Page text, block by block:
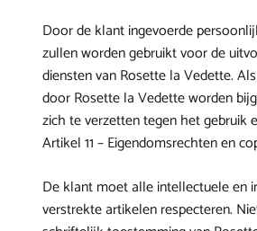
Door de klant ingevoerde
zullen worden gebruikt voor de
diensten van Rosette la Vedette.
door Rosette la Vedette worden
zich te verzetten tegen het gebruik
Artikel 11 – Eigendomsrechten en
De klant moet alle intellectuele en
verstrekte artikelen respecteren.